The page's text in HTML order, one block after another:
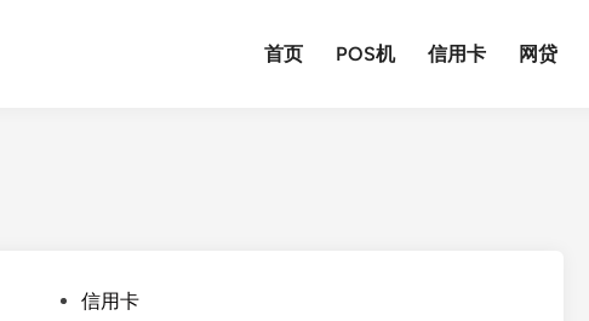
首页 POS机 信用卡 网贷
信用卡